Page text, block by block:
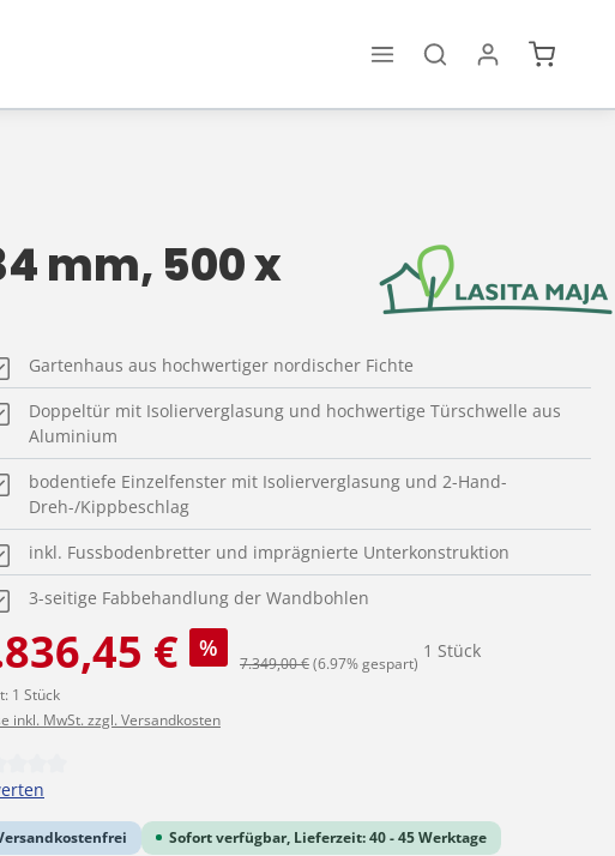
mm, 500 x
Gartenhaus aus hochwertiger nordischer Fichte
Doppeltür mit Isolierverglasung und hochwertige Türschwelle aus
Aluminium
bodentiefe Einzelfenster mit Isolierverglasung und 2-Hand-
Dreh-/Kippbeschlag
inkl. Fussbodenbretter und imprägnierte Unterkonstruktion
3-seitige Fabbehandlung der Wandbohlen
€ %
Regulärer Preis:
7.349,00 €(6.97% gespart)
1 Stück
1 Stück
inkl. MwSt. zzgl. Versandkosten
Bewertung von 0 von 5 Sternen
Sofort verfügbar, Lieferzeit: 40 - 45 Werktage